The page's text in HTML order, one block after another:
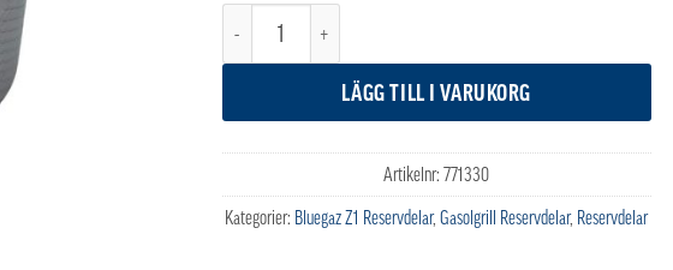
Bluegaz Z1 Vred (2025) mängd
LÄGG TILL I VARUKORG
Artikelnr:771330
Kategorier: Bluegaz Z1 Reservdelar,Gasolgrill Reservdelar, Reservdelar